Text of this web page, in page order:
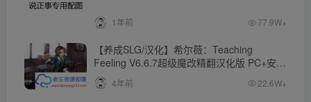
1年前 77.9W+
【养成SLG/汉化】希尔薇：Teaching
Feeling V6.6.7超级魔改精翻汉化版 PC+安卓
【4.3G】
4年前 22.6W+